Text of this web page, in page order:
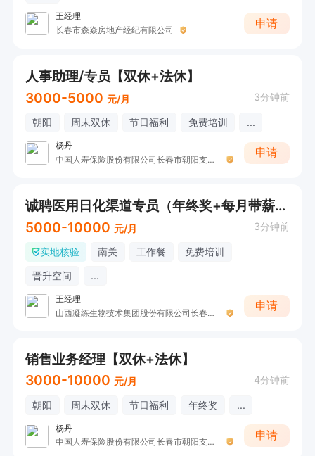
王经理
长春市森焱房地产经纪有限公司
申请
人事助理/专员【双休+法休】
3000-5000 元/月 3分钟前
朝阳 周末双休 节日福利 免费培训 ...
杨丹
中国人寿保险股份有限公司长春市朝阳支公司
申请
诚聘医用日化渠道专员（年终奖+每月带薪休假）
5000-10000 元/月 3分钟前
实地核验 南关 工作餐
免费培训
晋升空间
...
王经理
山西凝练生物技术集团股份有限公司长春运营中心
申请
销售业务经理【双休+法休】
3000-10000 元/月 4分钟前
朝阳 周末双休 节日福利 年终奖 ...
杨丹
中国人寿保险股份有限公司长春市朝阳支公司
申请